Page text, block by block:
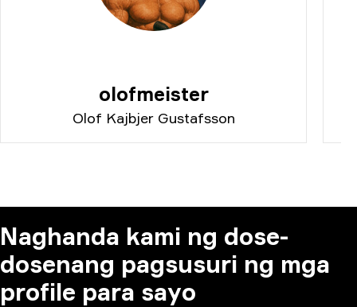
olofmeister
Olof Kajbjer Gustafsson
Naghanda kami ng dose-
dosenang pagsusuri ng mga
profile para sayo